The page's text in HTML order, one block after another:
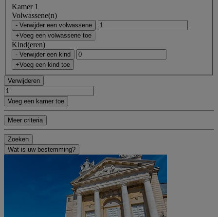
Kamer 1
Volwassene(n)
- Verwijder een volwassene
+Voeg een volwassene toe
Kind(eren)
- Verwijder een kind
+Voeg een kind toe
Verwijderen
Voeg een kamer toe
Meer criteria
Zoeken
Wat is uw bestemming?